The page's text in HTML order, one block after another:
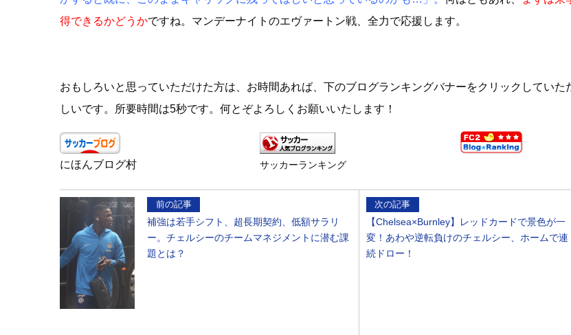
得できるかどうかですね。マンデーナイトのエヴァートン戦、全力で応援します。
おもしろいと思っていただけた方は、お時間あれば、下のブログランキングバナーをクリックしていた
しいです。所要時間は5秒です。何とぞよろしくお願いいたします！
にほんブログ村 サッカーランキング
前の記事
補強は若手シフト、超長期契約、低額サラリ
ー。チェルシーのチームマネジメントに潜む課
題とは？
次の記事
【Chelsea×Burnley】レッドカードで景色が一
変！あわや逆転負けのチェルシー、ホームで連
続ドロー！